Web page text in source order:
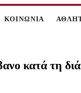
ΚΟΙΝΩΝΙΑ
κατά τη